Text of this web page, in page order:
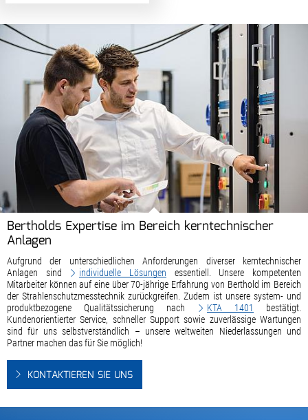
Bertholds Expertise im Bereich kerntechnischer
Anlagen
Aufgrund der unterschiedlichen Anforderungen diverser kerntechnischer
Anlagen sind
individuelle Lösungen essentiell. Unsere kompetenten
Mitarbeiter können auf eine über 70-jährige Erfahrung von Berthold im Bereich
der Strahlenschutzmesstechnik zurückgreifen. Zudem ist unsere system- und
produktbezogene Qualitätssicherung nach
KTA 1401
bestätigt.
Kundenorientierter Service, schneller Support sowie zuverlässige Wartungen
sind für uns selbstverständlich – unsere weltweiten Niederlassungen und
Partner machen das für Sie möglich!
KONTAKTIEREN SIE UNS